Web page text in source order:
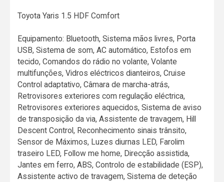
Toyota Yaris 1.5 HDF Comfort
Equipamento: Bluetooth, Sistema mãos livres, Porta
USB, Sistema de som, AC automático, Estofos em
tecido, Comandos do rádio no volante, Volante
multifunções, Vidros eléctricos dianteiros, Cruise
Control adaptativo, Câmara de marcha-atrás,
Retrovisores exteriores com regulação eléctrica,
Retrovisores exteriores aquecidos, Sistema de aviso
de transposição da via, Assistente de travagem, Hill
Descent Control, Reconhecimento sinais trânsito,
Sensor de Máximos, Luzes diurnas LED, Farolim
traseiro LED, Follow me home, Direcção assistida,
Jantes em ferro, ABS, Controlo de estabilidade (ESP),
Assistente activo de travagem, Sistema de deteção